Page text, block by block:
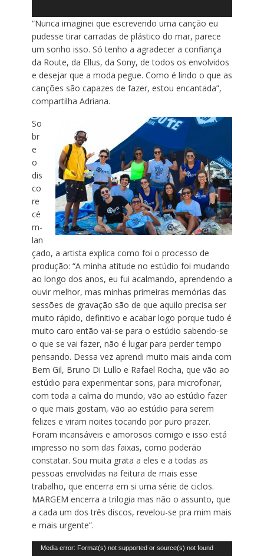
“Nunca imaginei que escrevendo uma canção eu
pudesse tirar carradas de plástico do mar, parece
um sonho isso. Só tenho a agradecer a confiança
da Route, da Ellus, da Sony, de todos os envolvidos
e desejar que a moda pegue. Como é lindo o que as
canções são capazes de fazer, estou encantada”,
compartilha Adriana.
So
br
e
o
dis
co
re
cé
m-
lan
çado, a artista explica como foi o processo de
produção: “A minha atitude no estúdio foi mudando
ao longo dos anos, eu fui acalmando, aprendendo a
ouvir melhor, mas minhas primeiras memórias das
sessões de gravação são de que aquilo precisa ser
muito rápido, definitivo e acabar logo porque tudo é
muito caro então vai-se para o estúdio sabendo-se
o que se vai fazer, não é lugar para perder tempo
pensando. Dessa vez aprendi muito mais ainda com
Bem Gil, Bruno Di Lullo e Rafael Rocha, que vão ao
estúdio para experimentar sons, para microfonar,
com toda a calma do mundo, vão ao estúdio fazer
o que mais gostam, vão ao estúdio para serem
felizes e viram noites tocando por puro prazer.
Foram incansáveis e amorosos comigo e isso está
impresso no som das faixas, como poderão
constatar. Sou muita grata a eles e a todas as
pessoas envolvidas na feitura de mais esse
trabalho, que encerra em si uma série de ciclos.
MARGEM encerra a trilogia mas não o assunto, que
a cada um dos três discos, revelou-se pra mim mais
e mais urgente”.
Tocador
Media error: Format(s) not supported or source(s) not found